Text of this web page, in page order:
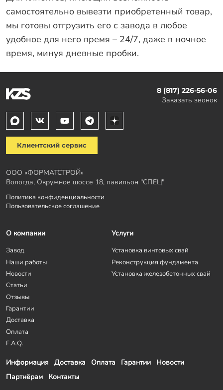
самостоятельно вывезти приобретенный товар,
мы готовы отгрузить его с завода в любое
удобное для него время – 24/7, даже в ночное
время, минуя дневные пробки.
8 (817) 226-56-06
Заказать звонок
Клиентский сервис
ООО «ФОРМАТСТРОЙ»
Вологда, Окружное шоссе 18, павильон "СПЕЦ"
Политика конфиденциальности
Пользовательское соглашение
Информация Доставка Оплата Гарантии
Новости
Партнёрам
Контакты
О компании
Завод
Наши работы
Новости
Статьи
Отзывы
Гарантии
Доставка
Оплата
F.A.Q.
Услуги
Установка винтовых свай
Реконструкция фундамента
Установка железобетонных свай